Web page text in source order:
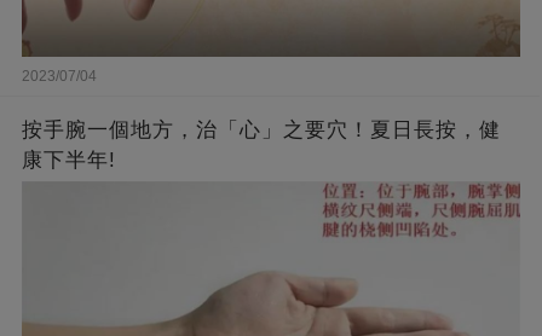
2023/07/04
按手腕一個地方，治「心」之要穴！夏日長按，健
康下半年!